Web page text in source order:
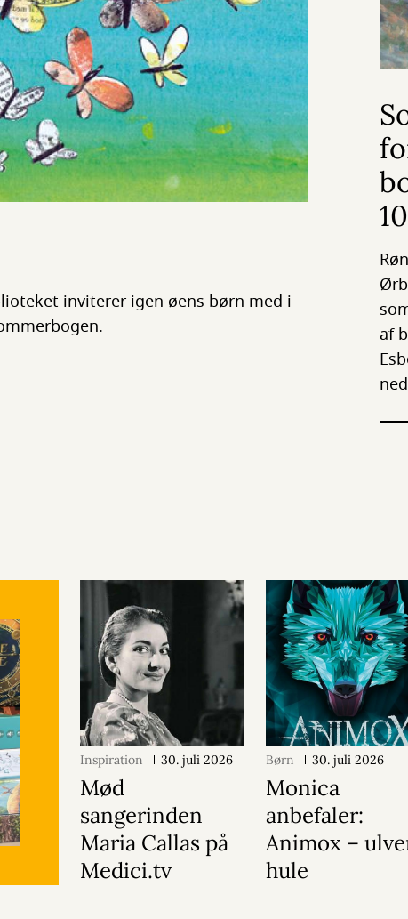
inviterer igen øens børn med i
af
Inspiration 30. juli 2026
Mød
sangerinden
Maria Callas på
Medici.tv
Børn 30. juli 2026
Monica
anbefaler:
Animox –
hule